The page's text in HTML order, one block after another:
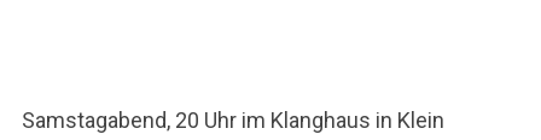
Samstagabend, 20 Uhr im Klanghaus in Klein